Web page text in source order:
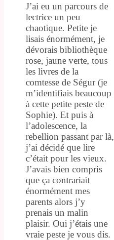
J’ai eu un parcours de
lectrice un peu
chaotique. Petite je
lisais énormément, je
dévorais bibliothèque
rose, jaune verte, tous
les livres de la
comtesse de Ségur (je
m’identifiais beaucoup
à cette petite peste de
Sophie). Et puis à
l’adolescence, la
rebellion passant par là,
j’ai décidé que lire
c’était pour les vieux.
J’avais bien compris
que ça contrariait
énormément mes
parents alors j’y
prenais un malin
plaisir. Oui j’étais une
vraie peste je vous dis.